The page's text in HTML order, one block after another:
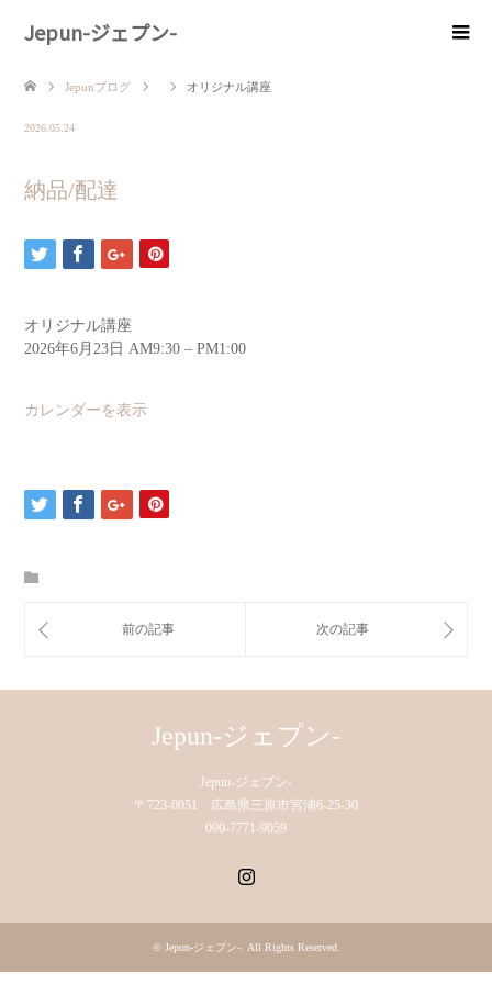
Jepun-ジェプン-
Jepunブログ オリジナル講座
2026.05.24
納品/配達
オリジナル講座
2026年6月23日 AM9:30 – PM1:00
カレンダーを表示
Jepun-ジェプン-
Jepun-ジェプン-
〒723-0051 広島県三原市宮浦6-25-30
090-7771-9059
© Jepun-ジェプン-. All Rights Reserved.